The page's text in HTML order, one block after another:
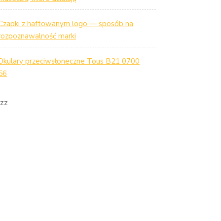
z haftowanym logo — sposób na
marki
przeciwsłoneczne Tous B21 0700